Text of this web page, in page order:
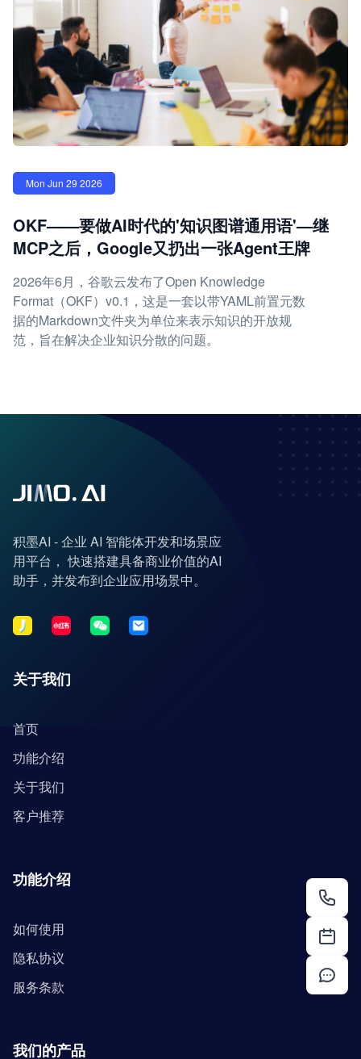
Mon Jun 29 2026
OKF——要做AI时代的'知识图谱通用语'—继
MCP之后，Google又扔出一张Agent王牌
2026年6月，谷歌云发布了Open Knowledge
Format（OKF）v0.1，这是一套以带YAML前置元数
据的Markdown文件夹为单位来表示知识的开放规
范，旨在解决企业知识分散的问题。
积墨AI - 企业 AI 智能体开发和场景应
用平台， 快速搭建具备商业价值的AI
助手，并发布到企业应用场景中。
关于我们
首页
功能介绍
关于我们
客户推荐
功能介绍
如何使用
隐私协议
服务条款
我们的产品